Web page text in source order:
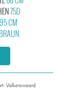
75D
95 CM
BRAUN
Valkenswaard